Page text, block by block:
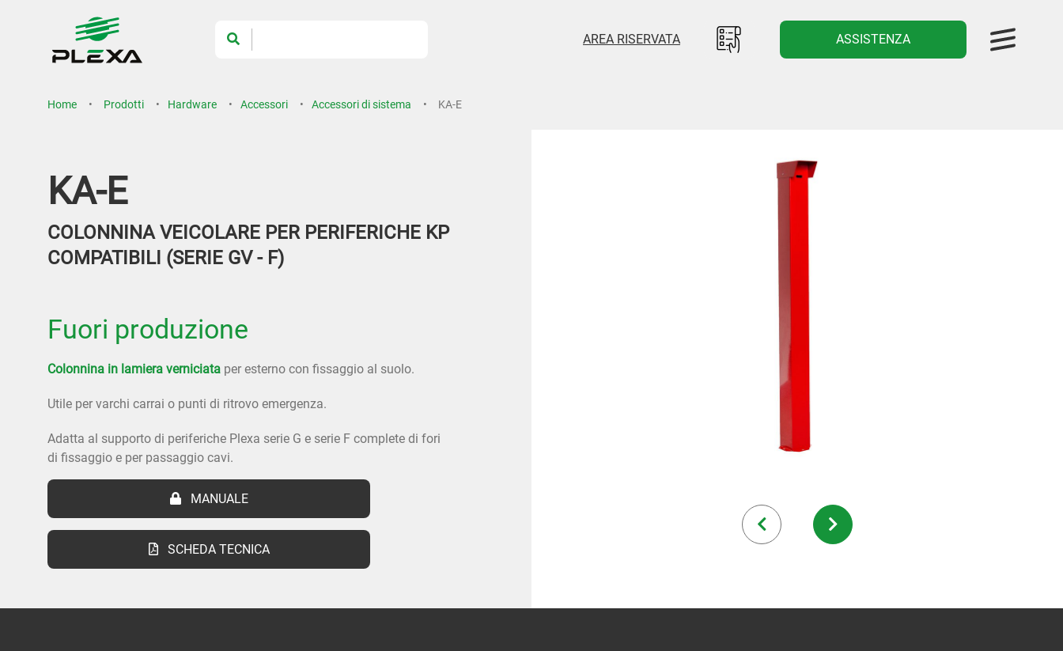
AREA RISERVATA ASSISTENZA
Home Prodotti Hardware Accessori Accessori di sistema KA-E
KA-E
COLONNINA VEICOLARE PER PERIFERICHE KP
COMPATIBILI (SERIE GV - F)
Fuori produzione
Colonnina in lamiera verniciata per esterno con fissaggio al suolo.
Utile per varchi carrai o punti di ritrovo emergenza.
Adatta al supporto di periferiche Plexa serie G e serie F complete di fori
di fissaggio e per passaggio cavi.
MANUALE
SCHEDA TECNICA